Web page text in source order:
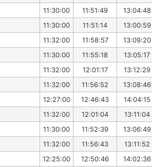
11:30:00 11:51:49
13:04:48
11:30:00 11:51:14
13:00:59
11:32:00 11:58:57
13:09:20
11:30:00 11:55:18
13:05:17
11:32:00 12:01:17
13:12:29
11:32:00 11:56:52
13:08:46
12:27:00 12:46:43
14:04:15
11:32:00 12:01:04
13:11:04
11:30:00 11:52:39
13:06:49
11:32:00 11:56:43
13:11:52
12:25:00 12:50:46
14:02:36